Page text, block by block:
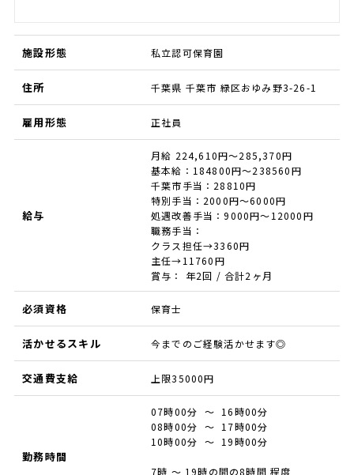
施設形態 私立認可保育園
住所 千葉県 千葉市 緑区おゆみ野3-26-1
雇用形態 正社員
給与
月給 224,610円～285,370円
基本給：184800円～238560円
千葉市手当：28810円
特別手当：2000円～6000円
処遇改善手当：9000円～12000円
職務手当：
クラス担任→3360円
主任→11760円
賞与： 年2回 / 合計2ヶ月
必須資格 保育士
活かせるスキル 今までのご経験活かせます◎
交通費支給 上限35000円
勤務時間
07時00分 ～ 16時00分
08時00分 ～ 17時00分
10時00分 ～ 19時00分
7時 ～ 19時の間の8時間 程度